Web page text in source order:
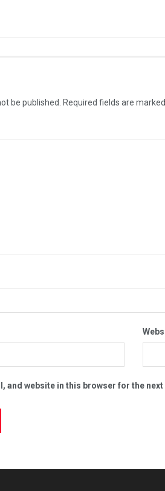
be published. Required fields are marked
and website in this browser for the